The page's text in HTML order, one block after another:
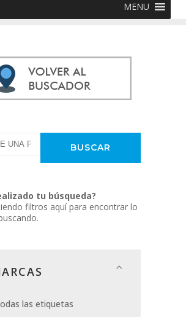
MENU
tu búsqueda?
filtros aquí para encontrar lo
las etiquetas